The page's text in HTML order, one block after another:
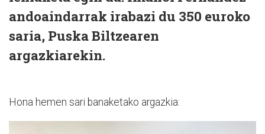
andoaindarrak irabazi du 350 euroko
saria, Puska Biltzearen
argazkiarekin.
Hona hemen sari banaketako argazkia: